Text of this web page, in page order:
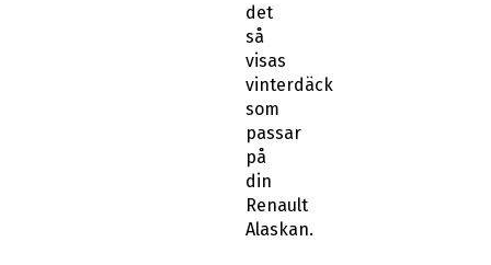
det
så
visas
vinterdäck
som
passar
på
din
Renault
Alaskan.